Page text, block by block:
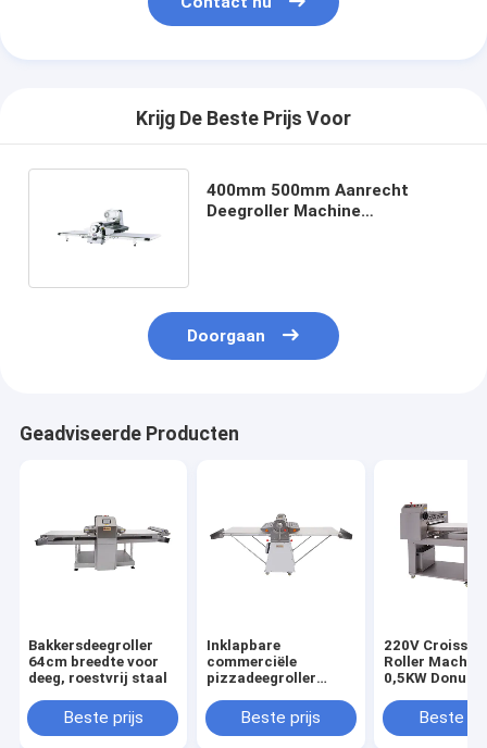
Krijg De Beste Prijs Voor
400mm 500mm Aanrecht
Deegroller Machine
Doorgaan
Geadviseerde Producten
Bakkersdeegroller
64cm breedte voor
deeg, roestvrij staal
Beste prijs
Inklapbare
commerciële
pizzadeegroller
pizzadeegroller
Beste prijs
220V
Roller
0,5KW Donut
Beste